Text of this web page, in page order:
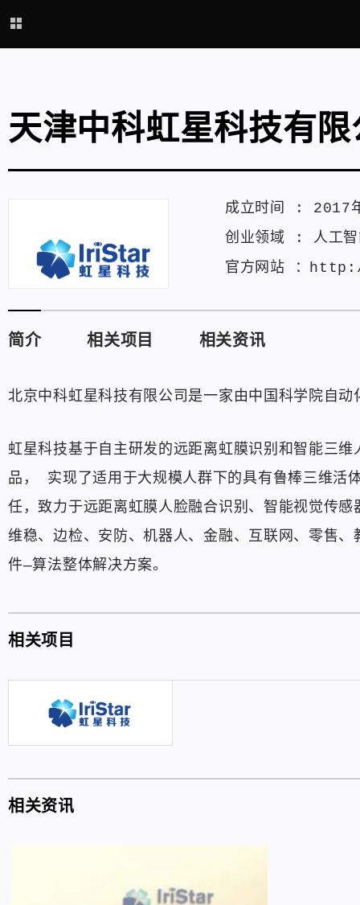
天津中科虹星科技有限
成立时间 : 2017
创业领域 : 人工
官方网站 ：
简介 相关项目 相关资讯
北京中科虹星科技有限公司是一家由中国科学院自
虹星科技基于自主研发的远距离虹膜识别和智能三
品， 实现了适用于大规模人群下的具有鲁棒三维活
任，致力于远距离虹膜人脸融合识别、智能视觉传
维稳、边检、安防、机器人、金融、互联网、零售
件—算法整体解决方案。
相关项目
相关资讯